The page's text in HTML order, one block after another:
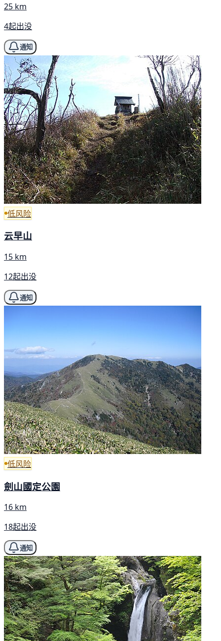
25 km
4起出没
通知
低风险
云早山
15 km
12起出没
通知
低风险
劍山國定公園
16 km
18起出没
通知